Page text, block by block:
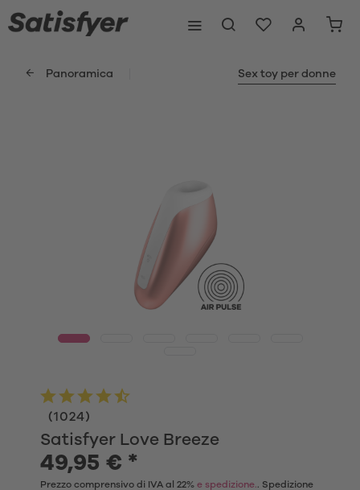
Panoramica Sex toy per donne
Satisfyer Love Breeze
(1024)
49,95 € *
Prezzo comprensivo di IVA al 22% e spedizione.. Spedizione